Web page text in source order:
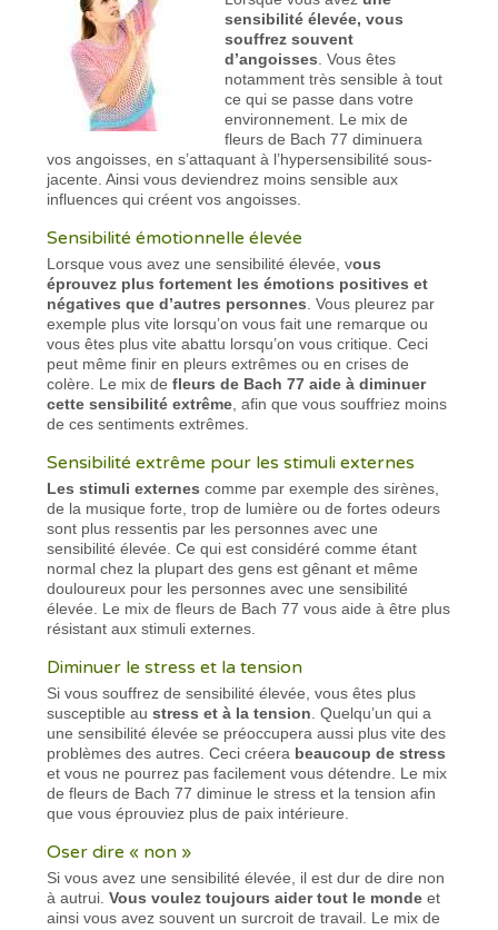
sensibilité élevée, vous
souffrez souvent
d’angoisses . Vous êtes
notamment très sensible à tout
ce qui se passe dans votre
environnement. Le mix de
fleurs de Bach 77 diminuera
vos angoisses, en s’attaquant à l’hypersensibilité sous-
jacente. Ainsi vous deviendrez moins sensible aux
influences qui créent vos angoisses.
Sensibilité émotionnelle élevée
Lorsque vous avez une sensibilité élevée, vous
éprouvez plus fortement les émotions positives et
négatives que d’autres personnes . Vous pleurez par
exemple plus vite lorsqu’on vous fait une remarque ou
vous êtes plus vite abattu lorsqu’on vous critique. Ceci
peut même finir en pleurs extrêmes ou en crises de
colère. Le mix defleurs de Bach 77 aide à diminuer
cette sensibilité extrême , afin que vous souffriez moins
de ces sentiments extrêmes.
Sensibilité extrême pour les stimuli externes
Les stimuli externes comme par exemple des sirènes,
de la musique forte, trop de lumière ou de fortes odeurs
sont plus ressentis par les personnes avec une
sensibilité élevée. Ce qui est considéré comme étant
normal chez la plupart des gens est gênant et même
douloureux pour les personnes avec une sensibilité
élevée. Le mix de fleurs de Bach 77 vous aide à être plus
résistant aux stimuli externes.
Diminuer le stress et la tension
Si vous souffrez de sensibilité élevée, vous êtes plus
susceptible austress et à la tension . Quelqu’un qui a
une sensibilité élevée se préoccupera aussi plus vite des
problèmes des autres. Ceci créera beaucoup de stress
et vous ne pourrez pas facilement vous détendre. Le mix
de fleurs de Bach 77 diminue le stress et la tension afin
que vous éprouviez plus de paix intérieure.
Oser dire « non »
Si vous avez une sensibilité élevée, il est dur de dire non
à autrui.Vous voulez toujours aider tout le monde et
ainsi vous avez souvent un surcroit de travail. Le mix de